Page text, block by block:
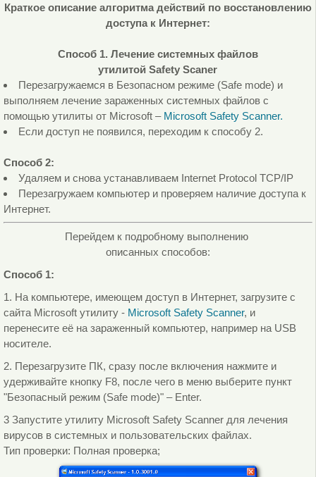
Краткое описание алгоритма действий по восстановлению
доступа к Интернет:
Способ 1. Лечение системных файлов
утилитой Safety Scaner
Перезагружаемся в Безопасном режиме (Safe mode) и
выполняем лечение зараженных системных файлов с
помощью утилиты от Microsoft – Microsoft Safety Scanner.
Если доступ не появился, переходим к способу 2.
Способ 2:
Удаляем и снова устанавливаем Internet Protocol TCP/IP
Перезагружаем компьютер и проверяем наличие доступа к
Интернет.
Перейдем к подробному выполнению
описанных способов:
Способ 1:
1. На компьютере, имеющем доступ в Интернет, загрузите с
сайта Microsoft утилиту - Microsoft Safety Scanner, и
перенесите её на зараженный компьютер, например на USB
носителе.
2. Перезагрузите ПК, сразу после включения нажмите и
удерживайте кнопку F8, после чего в меню выберите пункт
"Безопасный режим (Safe mode)" – Enter.
3 Запустите утилиту Microsoft Safety Scanner для лечения
вирусов в системных и пользовательских файлах.
Тип проверки: Полная проверка;